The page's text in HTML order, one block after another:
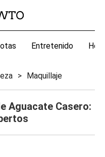
Entretenido
Maquillaje
Aguacate Casero: